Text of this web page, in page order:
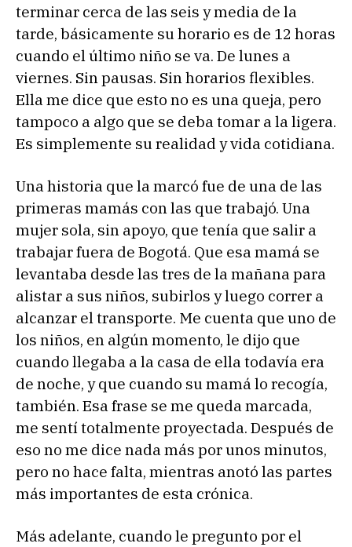
terminar cerca de las seis y media de la
tarde, básicamente su horario es de 12 horas
cuando el último niño se va. De lunes a
viernes. Sin pausas. Sin horarios flexibles.
Ella me dice que esto no es una queja, pero
tampoco a algo que se deba tomar a la ligera.
Es simplemente su realidad y vida cotidiana.
Una historia que la marcó fue de una de las
primeras mamás con las que trabajó. Una
mujer sola, sin apoyo, que tenía que salir a
trabajar fuera de Bogotá. Que esa mamá se
levantaba desde las tres de la mañana para
alistar a sus niños, subirlos y luego correr a
alcanzar el transporte. Me cuenta que uno de
los niños, en algún momento, le dijo que
cuando llegaba a la casa de ella todavía era
de noche, y que cuando su mamá lo recogía,
también. Esa frase se me queda marcada,
me sentí totalmente proyectada. Después de
eso no me dice nada más por unos minutos,
pero no hace falta, mientras anotó las partes
más importantes de esta crónica.
Más adelante, cuando le pregunto por el